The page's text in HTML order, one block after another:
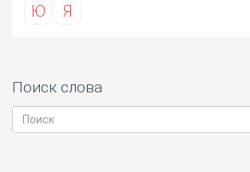
Ю
Я
Поиск слова